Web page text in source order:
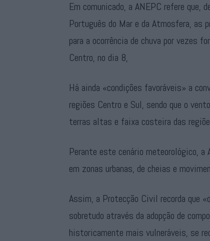
Em comunicado, a ANEPC refere
Português do Mar e da Atmosfera, as
para a ocorrência de chuva por vezes
Centro, no dia 8,
Há ainda «condições favoráveis» a
regiões Centro e Sul, sendo que o
terras altas e faixa costeira das
Perante este cenário meteorológico, a
em zonas urbanas, de cheias e
Assim, a Protecção Civil recorda que
sobretudo através da adopção de
historicamente mais vulneráveis, se